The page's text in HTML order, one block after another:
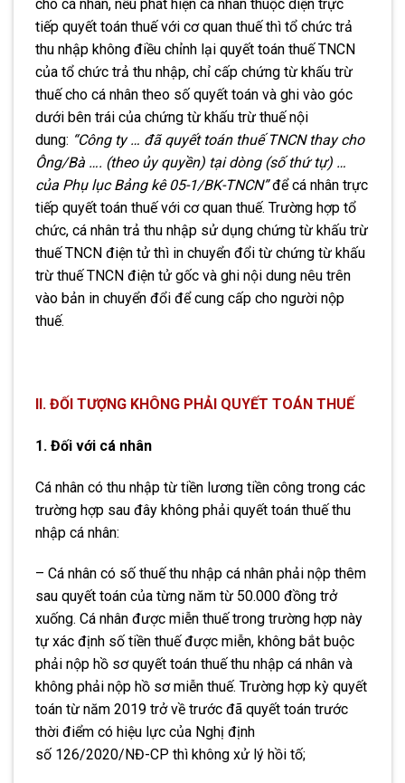
cho cá nhân, nếu phát hiện cá nhân thuộc diện trực
tiếp quyết toán thuế với cơ quan thuế thì tổ chức trả
thu nhập không điều chỉnh lại quyết toán thuế TNCN
của tổ chức trả thu nhập, chỉ cấp chứng từ khấu trừ
thuế cho cá nhân theo số quyết toán và ghi vào góc
dưới bên trái của chứng từ khấu trừ thuế nội
dung: “Công ty … đã quyết toán thuế TNCN thay cho
Ông/Bà …. (theo ủy quyền) tại dòng (số thứ tự) …
của Phụ lục Bảng kê 05-1/BK-TNCN”để cá nhân trực
tiếp quyết toán thuế với cơ quan thuế. Trường hợp tổ
chức, cá nhân trả thu nhập sử dụng chứng từ khấu trừ
thuế TNCN điện tử thì in chuyển đổi từ chứng từ khấu
trừ thuế TNCN điện tử gốc và ghi nội dung nêu trên
vào bản in chuyển đổi để cung cấp cho người nộp
thuế.
II. ĐỐI TƯỢNG KHÔNG PHẢI QUYẾT TOÁN THUẾ
1. Đối với cá nhân
Cá nhân có thu nhập từ tiền lương tiền công trong các
trường hợp sau đây không phải quyết toán thuế thu
nhập cá nhân:
– Cá nhân có số thuế thu nhập cá nhân phải nộp thêm
sau quyết toán của từng năm từ 50.000 đồng trở
xuống. Cá nhân được miễn thuế trong trường hợp này
tự xác định số tiền thuế được miễn, không bắt buộc
phải nộp hồ sơ quyết toán thuế thu nhập cá nhân và
không phải nộp hồ sơ miễn thuế. Trường hợp kỳ quyết
toán từ năm 2019 trở về trước đã quyết toán trước
thời điểm có hiệu lực của Nghị định
số 126/2020/NĐ-CP thì không xử lý hồi tố;